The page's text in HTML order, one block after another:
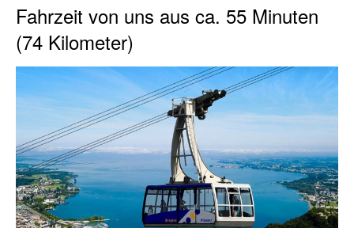
Fahrzeit von uns aus ca. 55 Minuten
(74 Kilometer)